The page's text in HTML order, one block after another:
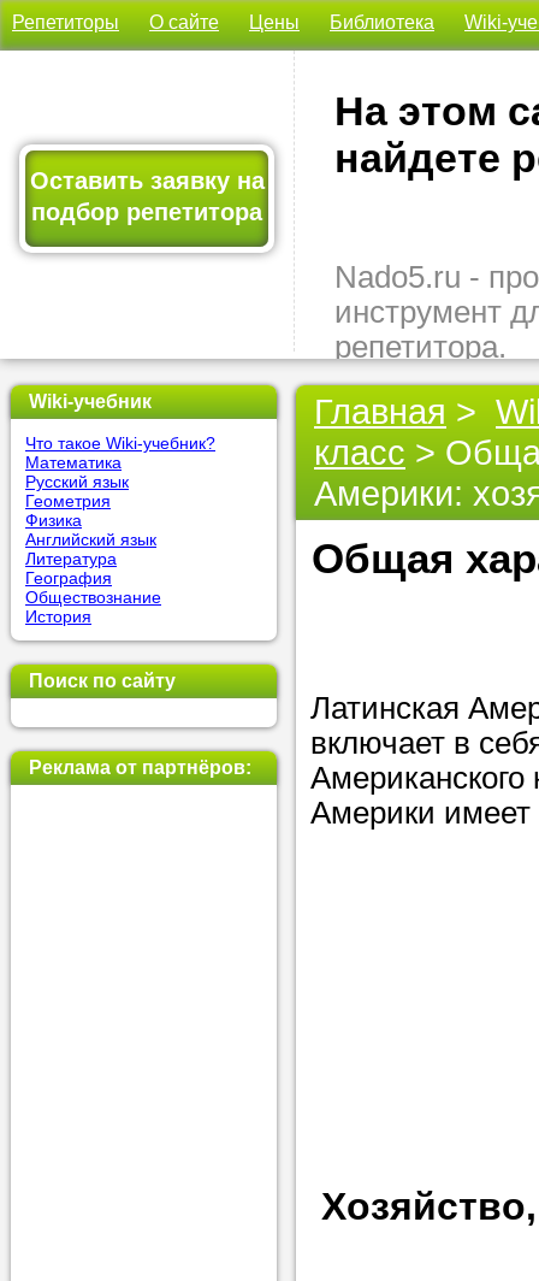
Репетиторы О сайте Цены Библиотека Wiki-
Оставить заявку на
подбор репетитора
На этом
найдете
Nado5.ru -
инструмент
репетитора.
Здесь вы
подходящего
быстро,
бесплатно.
Оставьте
позвоните
Или найдите
нашей базе
используя
Wiki-учебник
Что такое Wiki-учебник?
Математика
Русский язык
Геометрия
Физика
Английский язык
Литература
География
Обществознание
История
Поиск по сайту
Реклама от партнёров:
Главная >
класс >
Америки:
Общая
Латинская
включает в
Американского
Америки